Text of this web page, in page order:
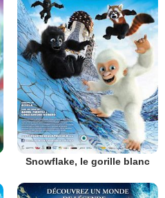
Snowflake, le gorille blanc